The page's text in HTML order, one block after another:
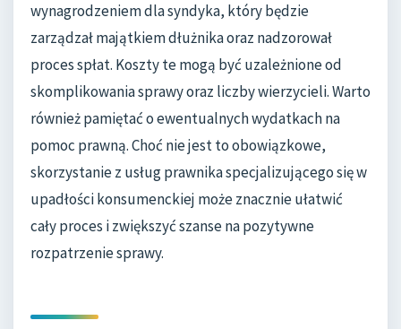
wynagrodzeniem dla syndyka, który będzie
zarządzał majątkiem dłużnika oraz nadzorował
proces spłat. Koszty te mogą być uzależnione od
skomplikowania sprawy oraz liczby wierzycieli. Warto
również pamiętać o ewentualnych wydatkach na
pomoc prawną. Choć nie jest to obowiązkowe,
skorzystanie z usług prawnika specjalizującego się w
upadłości konsumenckiej może znacznie ułatwić
cały proces i zwiększyć szanse na pozytywne
rozpatrzenie sprawy.